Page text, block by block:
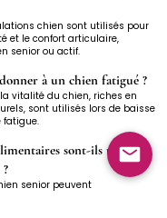
chien sont utilisés pour
et le confort articulaire,
senior ou actif.
à un chien fatigué ?
vitalité du chien, riches en
sont utilisés lors de baisse
fatigue.
sont-ils utiles
senior peuvent